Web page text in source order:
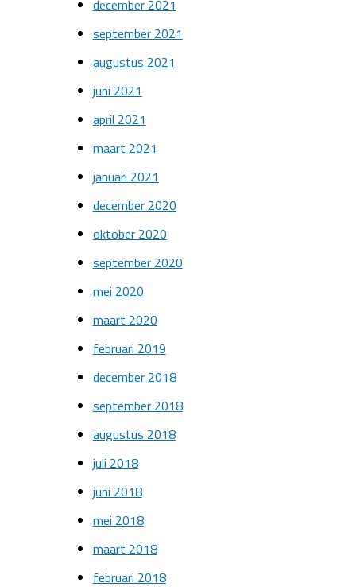
december 2021
september 2021
augustus 2021
juni 2021
april 2021
maart 2021
januari 2021
december 2020
oktober 2020
september 2020
mei 2020
maart 2020
februari 2019
december 2018
september 2018
augustus 2018
juli 2018
juni 2018
mei 2018
maart 2018
februari 2018